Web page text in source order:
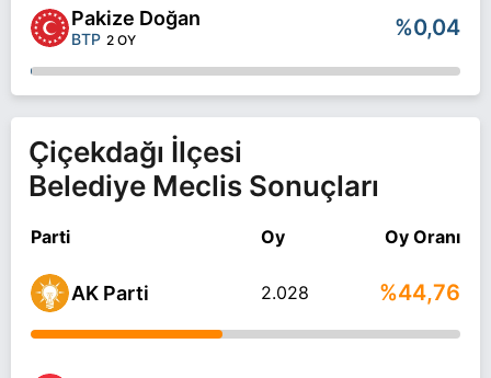
Pakize Doğan
BTP 2 OY %0,04
Çiçekdağı İlçesi
Belediye Meclis Sonuçları
Parti Oy Oy Oranı
AK Parti 2.028 %44,76